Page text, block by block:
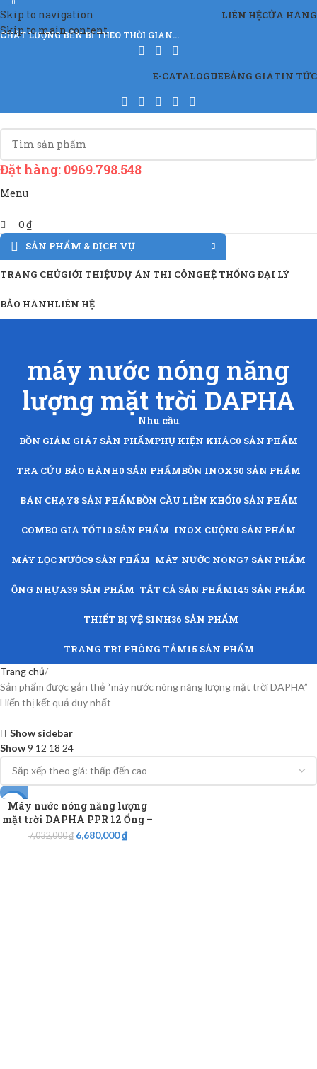
Skip to navigation
Skip to main content
LIÊN HỆCỬA HÀNG
CHẤT LƯỢNG BỀN BỈ THEO THỜI GIAN…
E-CATALOGUEBẢNG GIÁTIN TỨC
Đặt hàng: 0969.798.548
Menu
0
0₫
SẢN PHẨM & DỊCH VỤ
TRANG CHỦGIỚI THIỆUDỰ ÁN THI CÔNGHỆ THỐNG ĐẠI LÝ
BẢO HÀNHLIÊN HỆ
máy nước nóng năng
lượng mặt trời DAPHA
Nhu cầu
BỒN GIẢM GIÁ7 SẢN PHẨMPHỤ KIỆN KHÁC0 SẢN PHẨM
TRA CỨU BẢO HÀNH0 SẢN PHẨMBỒN INOX50 SẢN PHẨM
BÁN CHẠY8 SẢN PHẨMBỒN CẦU LIỀN KHỐI0 SẢN PHẨM
COMBO GIÁ TỐT10 SẢN PHẨM INOX CUỘN0 SẢN PHẨM
MÁY LỌC NƯỚC9 SẢN PHẨM MÁY NƯỚC NÓNG7 SẢN PHẨM
ỐNG NHỰA39 SẢN PHẨM TẤT CẢ SẢN PHẨM145 SẢN PHẨM
THIẾT BỊ VỆ SINH36 SẢN PHẨM
TRANG TRÍ PHÒNG TẮM15 SẢN PHẨM
Trang chủ
Sản phẩm được gắn thẻ “máy nước nóng năng lượng mặt trời DAPHA”
Hiển thị kết quả duy nhất
Show sidebar
Show9 12 18 24
-5%
Máy nước nóng năng lượng
mặt trời DAPHA PPR 12 Ống –
Bình 130L
7,032,000₫ 6,680,000₫